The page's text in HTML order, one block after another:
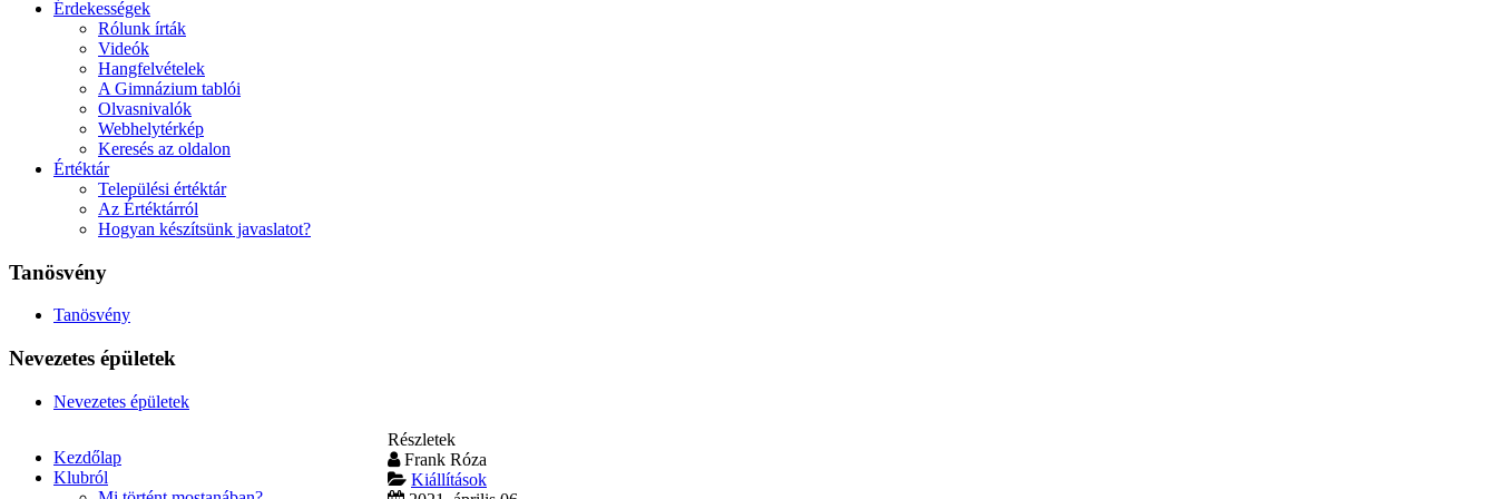
Érdekességek
Rólunk írták
Videók
Hangfelvételek
A Gimnázium tablói
Olvasnivalók
Webhelytérkép
Keresés az oldalon
Értéktár
Települési értéktár
Az Értéktárról
Hogyan készítsünk javaslatot?
Tanösvény
Tanösvény
Nevezetes épületek
Nevezetes épületek
Kezdőlap
Klubról
Részletek
Frank Róza
Kiállítások